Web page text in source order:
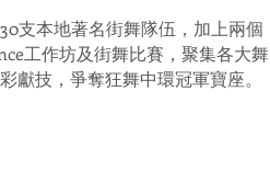
支本地著名街舞隊伍，加上兩個
工作坊及街舞比賽，聚集各大舞
獻技，爭奪狂舞中環冠軍寶座。